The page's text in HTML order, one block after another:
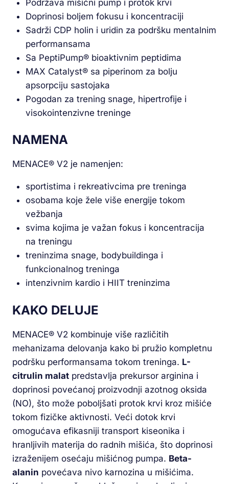
Podržava mišićni pump i protok krvi
Doprinosi boljem fokusu i koncentraciji
Sadrži CDP holin i uridin za podršku mentalnim
performansama
Sa PeptiPump® bioaktivnim peptidima
MAX Catalyst® sa piperinom za bolju
apsorpciju sastojaka
Pogodan za trening snage, hipertrofije i
visokointenzivne treninge
NAMENA
MENACE® V2 je namenjen:
sportistima i rekreativcima pre treninga
osobama koje žele više energije tokom
vežbanja
svima kojima je važan fokus i koncentracija
na treningu
treninzima snage, bodybuildinga i
funkcionalnog treninga
intenzivnim kardio i HIIT treninzima
KAKO DELUJE
MENACE® V2 kombinuje više različitih
mehanizama delovanja kako bi pružio kompletnu
podršku performansama tokom treninga. L-
citrulin malat predstavlja prekursor arginina i
doprinosi povećanoj proizvodnji azotnog oksida
(NO), što može poboljšati protok krvi kroz mišiće
tokom fizičke aktivnosti. Veći dotok krvi
omogućava efikasniji transport kiseonika i
hranljivih materija do radnih mišića, što doprinosi
izraženijem osećaju mišićnog pumpa. Beta-
alanin povećava nivo karnozina u mišićima.